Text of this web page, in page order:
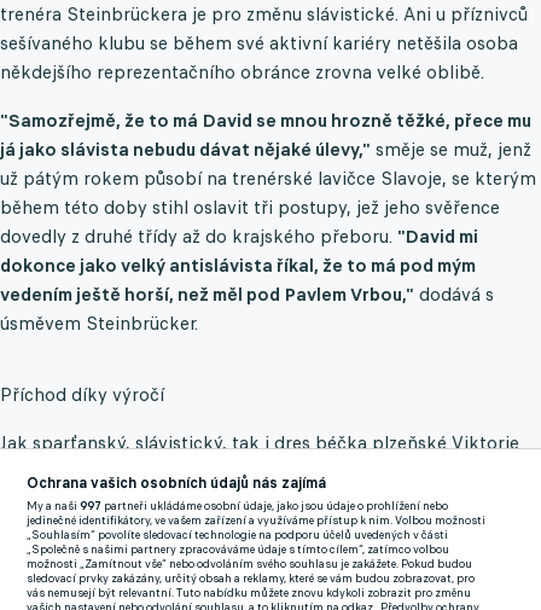
trenéra Steinbrückera je pro změnu slávistické. Ani u příznivců
sešívaného klubu se během své aktivní kariéry netěšila osoba
někdejšího reprezentačního obránce zrovna velké oblibě.
"Samozřejmě, že to má David se mnou hrozně těžké, přece mu
já jako slávista nebudu dávat nějaké úlevy," směje se muž, jenž
už pátým rokem působí na trenérské lavičce Slavoje, se kterým
během této doby stihl oslavit tři postupy, jež jeho svěřence
dovedly z druhé třídy až do krajského přeboru. "David mi
dokonce jako velký antislávista říkal, že to má pod mým
vedením ještě horší, než měl pod Pavlem Vrbou," dodává s
úsměvem Steinbrücker.
Příchod díky výročí
Jak sparťanský, slávistický, tak i dres béčka plzeňské Viktorie
oblékal během kariéry rodák ze slovenského Zvolena Peter
Grajciar, jenž se po konci profesionální kariéry usadil natrvalo v
Plzni. Do služeb kolovečského oddílu ho pak, dle jeho
vyprávění, zavedla především náhoda.
Ochrana vašich osobních údajů nás zajímá
My a naši997 partneři ukládáme osobní údaje, jako jsou údaje o prohlížení nebo
jedinečné identifikátory, ve vašem zařízení a využíváme přístup k nim. Volbou možnosti
„Souhlasím“ povolíte sledovací technologie na podporu účelů uvedených v části
„Společně s našimi partnery zpracováváme údaje s tímto cílem“, zatímco volbou
možnosti „Zamítnout vše“ nebo odvoláním svého souhlasu je zakážete. Pokud budou
sledovací prvky zakázány, určitý obsah a reklamy, které se vám budou zobrazovat, pro
vás nemusejí být relevantní. Tuto nabídku můžete znovu kdykoli zobrazit pro změnu